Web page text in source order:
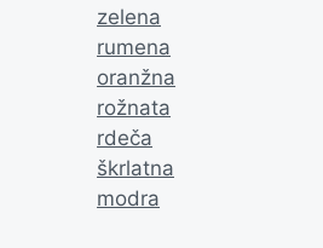
zelena
rumena
oranžna
rožnata
rdeča
škrlatna
modra